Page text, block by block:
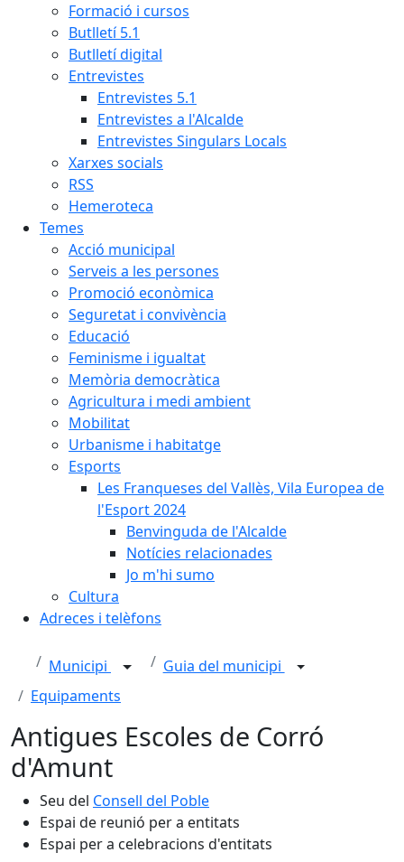
Formació i cursos
Butlletí 5.1
Butlletí digital
Entrevistes
Entrevistes 5.1
Entrevistes a l'Alcalde
Entrevistes Singulars Locals
Xarxes socials
RSS
Hemeroteca
Temes
Acció municipal
Serveis a les persones
Promoció econòmica
Seguretat i convivència
Educació
Feminisme i igualtat
Memòria democràtica
Agricultura i medi ambient
Mobilitat
Urbanisme i habitatge
Esports
Les Franqueses del Vallès, Vila Europea de
l'Esport 2024
Benvinguda de l'Alcalde
Notícies relacionades
Jo m'hi sumo
Cultura
Adreces i telèfons
Municipi
Guia del municipi
Equipaments
Antigues Escoles de Corró
d'Amunt
Seu del Consell del Poble
Espai de reunió per a entitats
Espai per a celebracions d'entitats